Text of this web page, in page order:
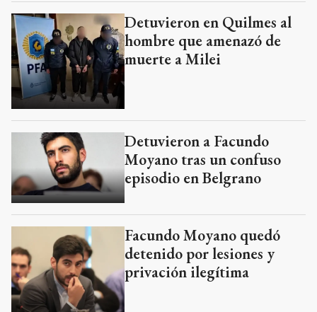
Detuvieron en Quilmes al
hombre que amenazó de
muerte a Milei
Detuvieron a Facundo
Moyano tras un confuso
episodio en Belgrano
Facundo Moyano quedó
detenido por lesiones y
privación ilegítima